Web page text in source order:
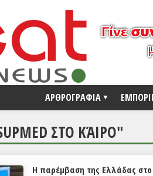
ΑΡΘΡΟΓΡΑΦΙΑ
ΣΤΟ ΚΆΙΡΟ"
Η παρέμβαση της Ελλάδας στο